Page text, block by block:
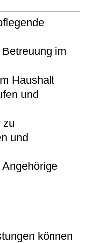
im
Haushalt
und
zu
und
können